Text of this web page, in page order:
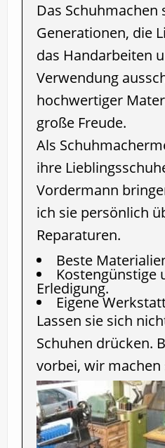
Das Schuhmachen
Generationen, die
das Handarbeiten
Verwendung
hochwertiger
große Freude.
Als
ihre
Vordermann
ich sie persönlich
Reparaturen.
Beste
Kostengünstige
Erledigung.
Eigene
Lassen sie sich
Schuhen drücken.
vorbei, wir machen